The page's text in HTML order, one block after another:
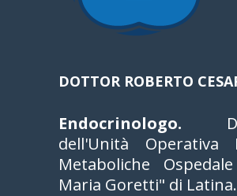
DOTTOR ROBERTO
Endocrinologo.
dell'Unità Operativa
Metaboliche
Maria Goretti" di Latina.